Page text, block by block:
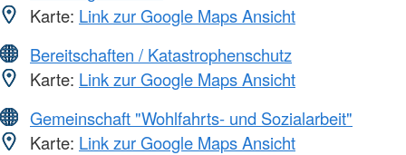
Karte: Link zur Google Maps Ansicht
Bereitschaften / Katastrophenschutz
Karte: Link zur Google Maps Ansicht
Gemeinschaft "Wohlfahrts- und Sozialarbeit"
Karte: Link zur Google Maps Ansicht